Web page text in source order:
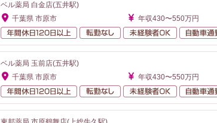
ベル薬局 白金店(五井駅)
千葉県 市原市
年収430〜550万円
年間休日120日以上
転勤なし 未経験者OK
ベル薬局 玉前店(五井駅)
千葉県 市原市
年収430〜550万円
年間休日120日以上
転勤なし 未経験者OK